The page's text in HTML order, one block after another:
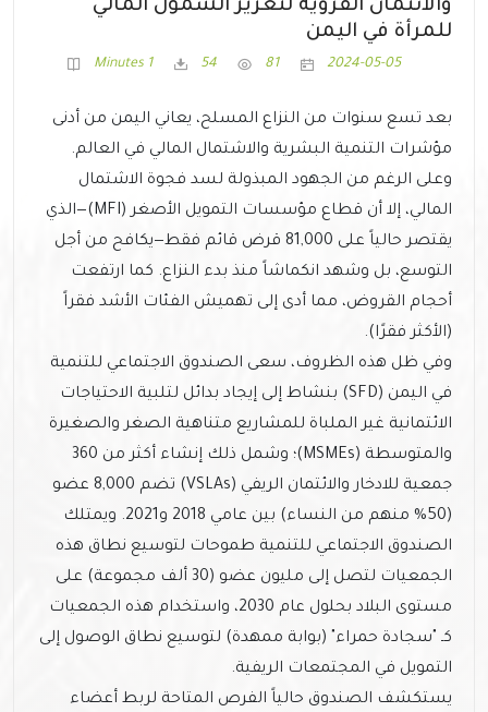
والائتمان القروية لتعزيز الشمول المالي
للمرأة في اليمن
2024-05-05
81
54
1 Minutes
بعد تسع سنوات من النزاع المسلح، يعاني اليمن من أدنى
مؤشرات التنمية البشرية والاشتمال المالي في العالم.
وعلى الرغم من الجهود المبذولة لسد فجوة الاشتمال
المالي، إلا أن قطاع مؤسسات التمويل الأصغر (MFI)—الذي
يقتصر حالياً على 81,000 قرض قائم فقط—يكافح من أجل
التوسع، بل وشهد انكماشاً منذ بدء النزاع. كما ارتفعت
أحجام القروض، مما أدى إلى تهميش الفئات الأشد فقراً
(الأكثر فقرًا).
وفي ظل هذه الظروف، سعى الصندوق الاجتماعي للتنمية
في اليمن (SFD) بنشاط إلى إيجاد بدائل لتلبية الاحتياجات
الائتمانية غير الملباة للمشاريع متناهية الصغر والصغيرة
والمتوسطة (MSMEs)؛ وشمل ذلك إنشاء أكثر من 360
جمعية للادخار والائتمان الريفي (VSLAs) تضم 8,000 عضو
(50% منهم من النساء) بين عامي 2018 و2021. ويمتلك
الصندوق الاجتماعي للتنمية طموحات لتوسيع نطاق هذه
الجمعيات لتصل إلى مليون عضو (30 ألف مجموعة) على
مستوى البلاد بحلول عام 2030، واستخدام هذه الجمعيات
كـ "سجادة حمراء" (بوابة ممهدة) لتوسيع نطاق الوصول إلى
التمويل في المجتمعات الريفية.
يستكشف الصندوق حالياً الفرص المتاحة لربط أعضاء